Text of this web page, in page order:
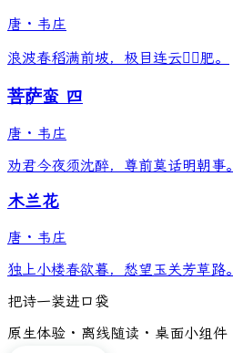
唐 · 韦庄
浪波春稻满前坡，极目连云𥝧䅉肥。
菩萨蛮 四
唐 · 韦庄
劝君今夜须沈醉，尊前莫话明朝事。
木兰花
唐 · 韦庄
独上小楼春欲暮，愁望玉关芳草路。
把诗一装进口袋
原生体验 · 离线随读 · 桌面小组件